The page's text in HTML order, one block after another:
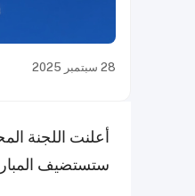
28 سبتمبر 2025
ستستضيف